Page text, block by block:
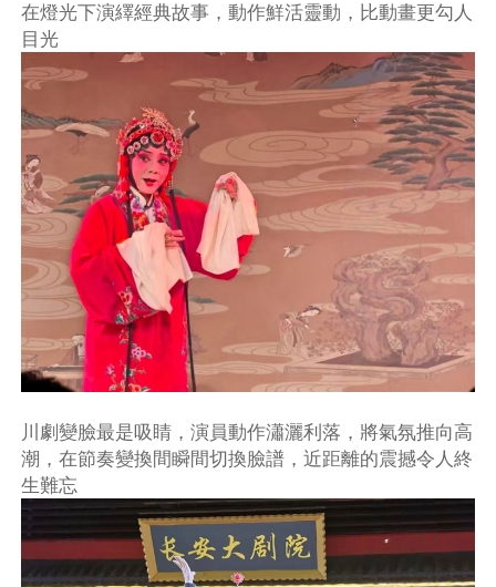
在燈光下演繹經典故事，動作鮮活靈動，比動畫更勾人
目光
川劇變臉最是吸睛，演員動作瀟灑利落，將氣氛推向高
潮，在節奏變換間瞬間切換臉譜，近距離的震撼令人終
生難忘